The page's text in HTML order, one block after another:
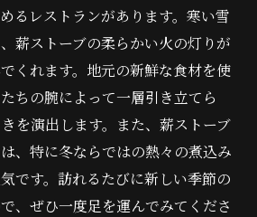
るレストランがあります。寒い雪
薪ストーブの柔らかい火の灯りが
くれます。地元の新鮮な食材を使
ちの腕によって一層引き立てら
を演出します。また、薪ストーブ
、特に冬ならではの熱々の煮込み
です。訪れるたびに新しい季節の
、ぜひ一度足を運んでみてくださ